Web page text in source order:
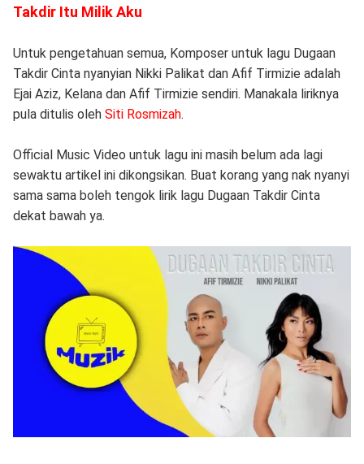
Takdir Itu Milik Aku
Untuk pengetahuan semua, Komposer untuk lagu Dugaan
Takdir Cinta nyanyian Nikki Palikat dan Afif Tirmizie adalah
Ejai Aziz, Kelana dan Afif Tirmizie sendiri. Manakala liriknya
pula ditulis oleh Siti Rosmizah.
Official Music Video untuk lagu ini masih belum ada lagi
sewaktu artikel ini dikongsikan. Buat korang yang nak nyanyi
sama sama boleh tengok lirik lagu Dugaan Takdir Cinta
dekat bawah ya.